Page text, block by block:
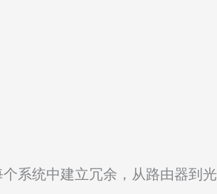
系统中建立冗余，从路由器到光